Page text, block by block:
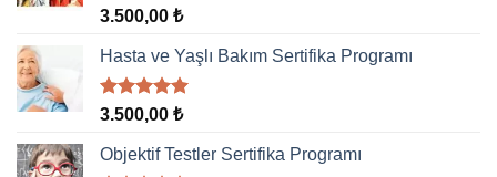
5 üzerinden
aldı
3.500,00 ₺
Hasta ve Yaşlı Bakım Sertifika Programı
5 üzerinden
aldı
3.500,00 ₺
Objektif Testler Sertifika Programı